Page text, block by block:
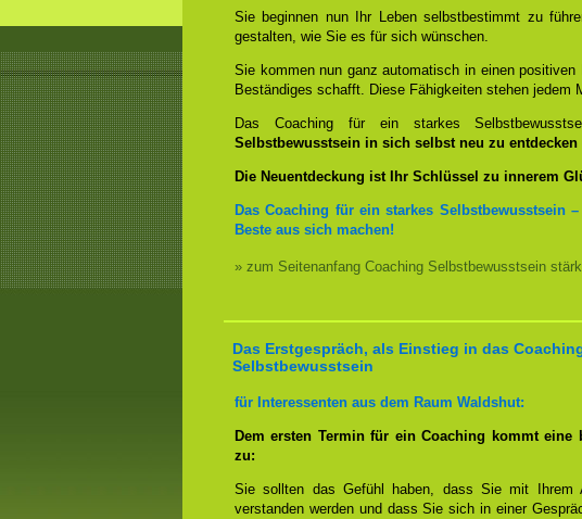
Sie beginnen nun Ihr Leben selbstbestimmt zu
gestalten, wie Sie es für sich wünschen.
Sie kommen nun ganz automatisch in einen
Beständiges schafft. Diese Fähigkeiten stehen jedem
Das Coaching für ein starkes
Selbstbewusstsein in sich selbst neu zu entdecken
Die Neuentdeckung ist Ihr Schlüssel zu innerem
Das Coaching für ein starkes Selbstbewusstsein
Beste aus sich machen!
» zum Seitenanfang Coaching Selbstbewusstsein
Das Erstgespräch, als Einstieg in das
Selbstbewusstsein
für Interessenten aus dem Raum Waldshut:
Dem ersten Termin für ein Coaching kommt eine
zu:
Sie sollten das Gefühl haben, dass Sie mit Ihrem
verstanden werden und dass Sie sich in einer